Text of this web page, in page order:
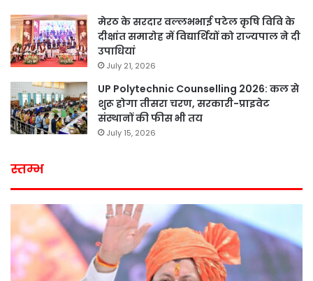
मेरठ के सरदार वल्लभभाई पटेल कृषि विवि के
दीक्षांत समारोह में विद्यार्थियों को राज्यपाल ने दी
उपाधियां
July 21, 2026
UP Polytechnic Counselling 2026: कल से
शुरू होगा तीसरा चरण, सरकारी-प्राइवेट
संस्थानों की फीस भी तय
July 15, 2026
स्तम्भ